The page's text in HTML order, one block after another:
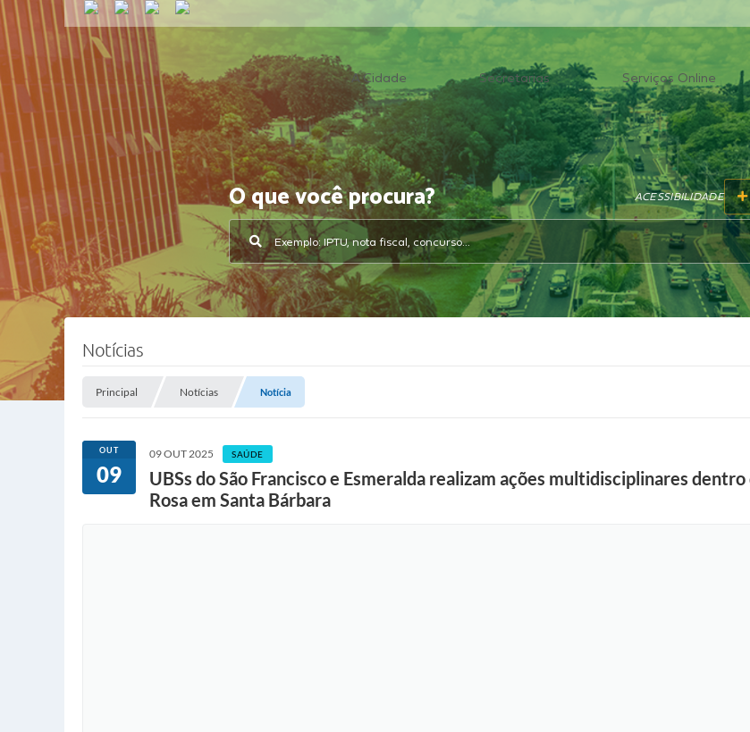
A Cidade Secretarias Serviços Online
O que você procura? ACESSIBILIDADE
Notícias
Principal Notícias Notícia
OUT
09
09 OUT 2025 SAÚDE
UBSs do São Francisco e Esmeralda realizam ações multidisciplinares
Rosa em Santa Bárbara